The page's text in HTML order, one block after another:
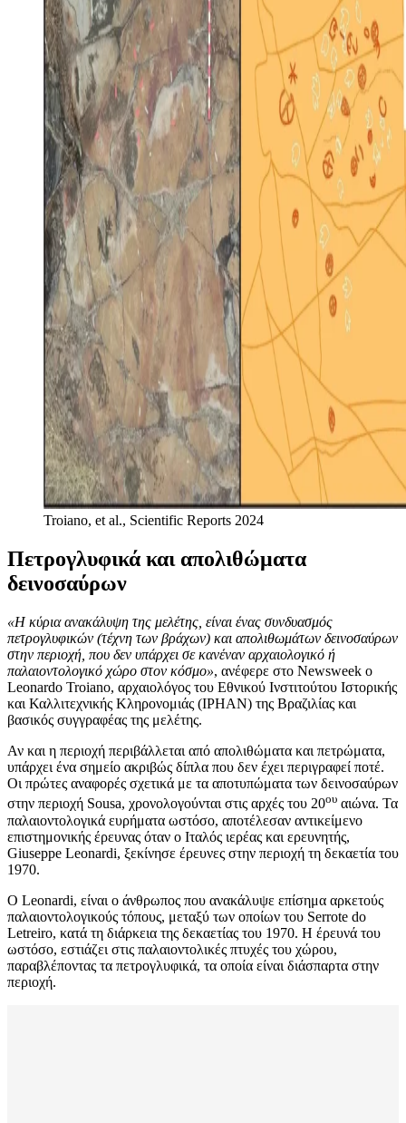
Troiano, et al., Scientific Reports 2024
Πετρογλυφικά και απολιθώματα
δεινοσαύρων
«Η κύρια ανακάλυψη της μελέτης, είναι ένας συνδυασμός
πετρογλυφικών (τέχνη των βράχων) και απολιθωμάτων δεινοσαύρων
στην περιοχή, που δεν υπάρχει σε κανέναν αρχαιολογικό ή
παλαιοντολογικό χώρο στον κόσμο», ανέφερε στο Newsweek o
Leonardo Troiano, αρχαιολόγος του Εθνικού Ινστιτούτου Ιστορικής
και Καλλιτεχνικής Κληρονομιάς (IPHAN) της Βραζιλίας και
βασικός συγγραφέας της μελέτης.
Αν και η περιοχή περιβάλλεται από απολιθώματα και πετρώματα,
υπάρχει ένα σημείο ακριβώς δίπλα που δεν έχει περιγραφεί ποτέ.
Οι πρώτες αναφορές σχετικά με τα αποτυπώματα των δεινοσαύρων
στην περιοχή Sousa, χρονολογούνται στις αρχές του 20ου αιώνα. Τα
παλαιοντολογικά ευρήματα ωστόσο, αποτέλεσαν αντικείμενο
επιστημονικής έρευνας όταν ο Ιταλός ιερέας και ερευνητής,
Giuseppe Leonardi, ξεκίνησε έρευνες στην περιοχή τη δεκαετία του
1970.
Ο Leonardi, είναι ο άνθρωπος που ανακάλυψε επίσημα αρκετούς
παλαιοντολογικούς τόπους, μεταξύ των οποίων του Serrote do
Letreiro, κατά τη διάρκεια της δεκαετίας του 1970. Η έρευνά του
ωστόσο, εστιάζει στις παλαιοντολικές πτυχές του χώρου,
παραβλέποντας τα πετρογλυφικά, τα οποία είναι διάσπαρτα στην
περιοχή.